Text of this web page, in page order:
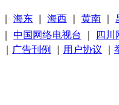
海东 海西 黄南
中国网络电视台
四川
广告刊例 用户协议